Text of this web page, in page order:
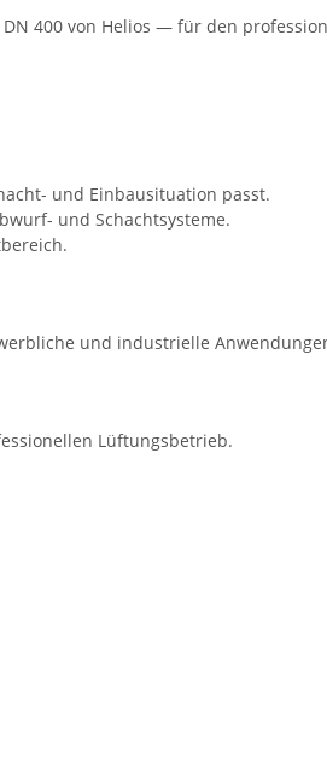
400 von Helios — für den
und Einbausituation passt.
und Schachtsysteme.
und industrielle
Lüftungsbetrieb.